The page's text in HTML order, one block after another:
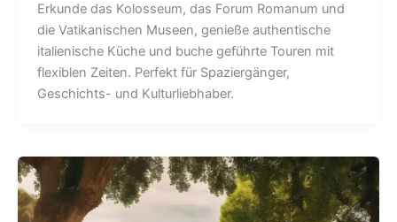
Erkunde das Kolosseum, das Forum Romanum und
die Vatikanischen Museen, genieße authentische
italienische Küche und buche geführte Touren mit
flexiblen Zeiten. Perfekt für Spaziergänger,
Geschichts- und Kulturliebhaber.